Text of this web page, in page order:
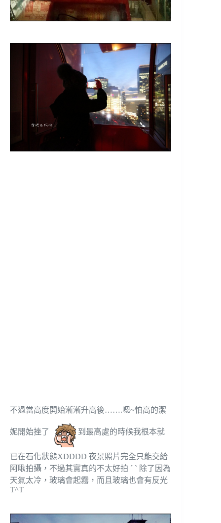
不過當高度開始漸漸升高後…….嗯~怕高的潔
妮開始挫了 到最高處的時候我根本就
已在石化狀態XDDDD 夜景照片完全只能交給
阿啾拍攝，不過其實真的不太好拍 ˊ ˋ 除了因為
天氣太冷，玻璃會起霧，而且玻璃也會有反光
T^T